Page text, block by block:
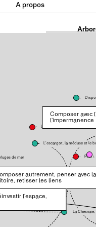
A propos
Composer avec
l’impermanence
autrement, penser avec
retisser les liens
l’espace,
L’escargot, la méduse et le
LittoSIM
Pont
La
de mer